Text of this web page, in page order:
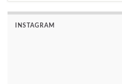
INSTAGRAM